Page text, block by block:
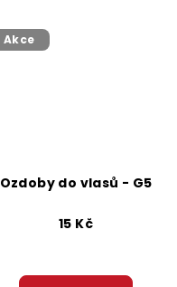
Akce
Ozdoby do vlasů - G5
15 Kč